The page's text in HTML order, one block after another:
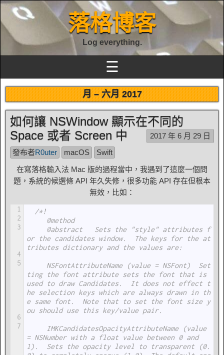
落格博客
Log everything.
☰
月 –六月 2017
如何讓 NSWindow 顯示在不同的
Space 或者 Screen 中
2017 年 6 月 29 日
發布者R0uter macOS
Swift
在寫落格輸入法 Mac 版的過程當中，我遇到了這麼一個問
題，系統的候選條 API 年久失修，很多功能 API 存在但根本
無效，比如：
1
2
3
4
5
6
7
/*!
@method
@abstract   Sets the "style" attributes f
or the candidates window.  The keys for the at
tributes dictionary and the values are:
NSFontAttributeName (value = NSFont)  Set
ting the font attribute sets the font that is
used to draw Candidates.  It does not effect t
he selection keys which are always drawn in th
e same font.  Note that to set the font size y
ou should use this key/value pair.
IMKCandidatesOpacityAttributeName (value
= NSNumber with a float value between 0 and
1).  Sets the opacity level to transparent (0.